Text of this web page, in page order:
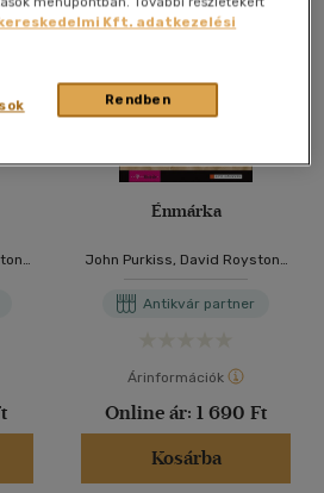
Énmárka
John Purkiss, David Royston-
Antikvár partner
Árinformációk
Online ár: 1 690 Ft
Kosárba
Kft. adatkezelési
Rendben